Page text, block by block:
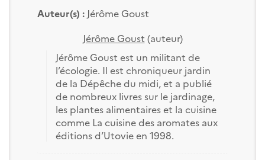
Auteur(s) : Jérôme Goust
Jérôme Goust (auteur)
Jérôme Goust est un militant de
l’écologie. Il est chroniqueur jardin
de la Dépêche du midi, et a publié
de nombreux livres sur le jardinage,
les plantes alimentaires et la cuisine
comme La cuisine des aromates aux
éditions d’Utovie en 1998.